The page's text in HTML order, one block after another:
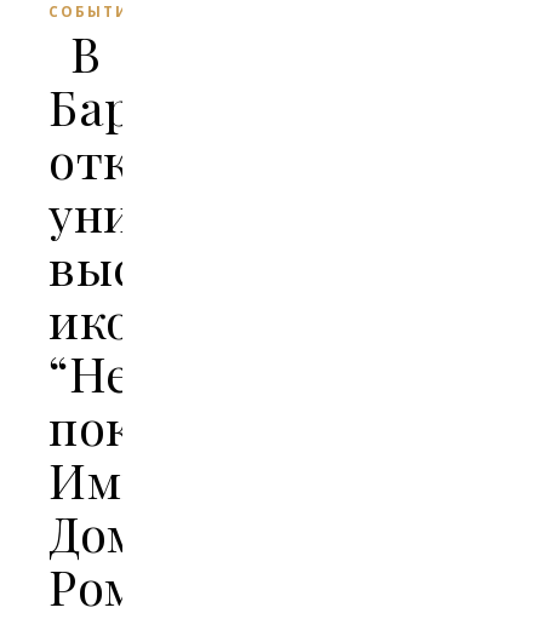
СОБЫТИЯ
В
Барнауле
открылась
уникальная
выставка
икон
“Небесные
покровители
Императорского
Дома
Романовых”